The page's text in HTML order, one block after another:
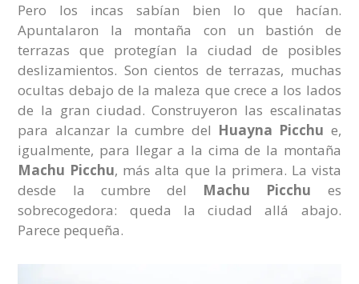
Pero los incas sabían bien lo que hacían.
Apuntalaron la montaña con un bastión de
terrazas que protegían la ciudad de posibles
deslizamientos. Son cientos de terrazas, muchas
ocultas debajo de la maleza que crece a los lados
de la gran ciudad. Construyeron las escalinatas
para alcanzar la cumbre del Huayna Picchu e,
igualmente, para llegar a la cima de la montaña
Machu Picchu, más alta que la primera. La vista
desde la cumbre del Machu Picchu es
sobrecogedora: queda la ciudad allá abajo.
Parece pequeña.